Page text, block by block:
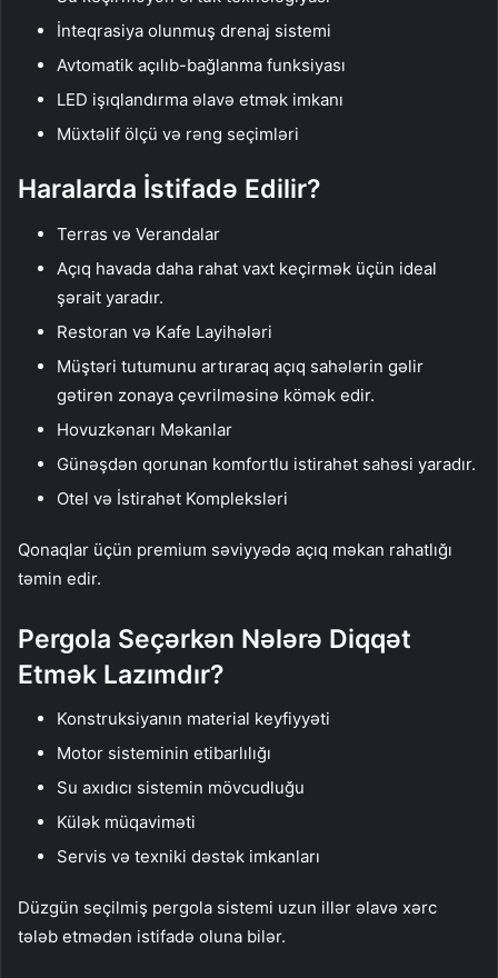
İnteqrasiya olunmuş drenaj sistemi
Avtomatik açılıb-bağlanma funksiyası
LED işıqlandırma əlavə etmək imkanı
Müxtəlif ölçü və rəng seçimləri
Haralarda İstifadə Edilir?
Terras və Verandalar
Açıq havada daha rahat vaxt keçirmək üçün ideal
şərait yaradır.
Restoran və Kafe Layihələri
Müştəri tutumunu artıraraq açıq sahələrin gəlir
gətirən zonaya çevrilməsinə kömək edir.
Hovuzkənarı Məkanlar
Günəşdən qorunan komfortlu istirahət sahəsi yaradır.
Otel və İstirahət Kompleksləri
Qonaqlar üçün premium səviyyədə açıq məkan rahatlığı
təmin edir.
Pergola Seçərkən Nələrə Diqqət
Etmək Lazımdır?
Konstruksiyanın material keyfiyyəti
Motor sisteminin etibarlılığı
Su axıdıcı sistemin mövcudluğu
Külək müqaviməti
Servis və texniki dəstək imkanları
Düzgün seçilmiş pergola sistemi uzun illər əlavə xərc
tələb etmədən istifadə oluna bilər.